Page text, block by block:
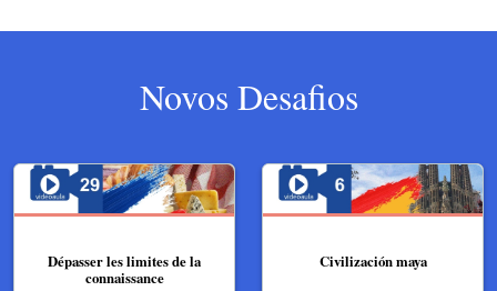
Novos Desafios
Dépasser les limites de la
connaissance
Civilización maya